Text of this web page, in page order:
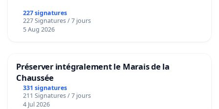
227 signatures
227 Signatures / 7 jours
5 Aug 2026
Préserver intégralement le Marais de la
Chaussée
331 signatures
211 Signatures / 7 jours
4 Jul 2026